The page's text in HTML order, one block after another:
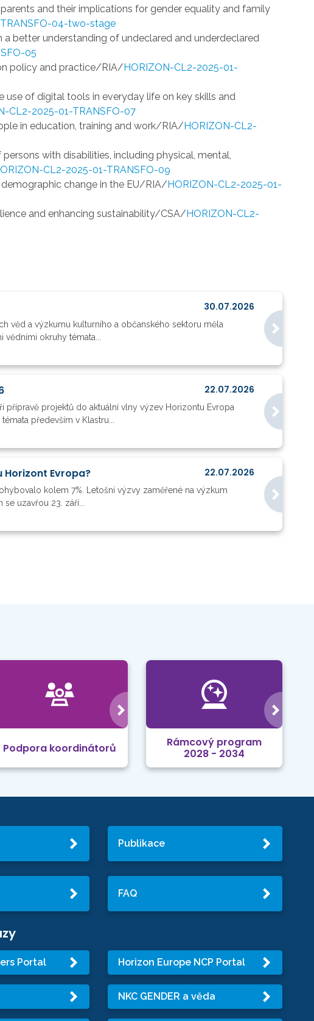
and their implications for gender equality and family
04-two-stage
better understanding of undeclared and underdeclared
05
policy and practice/RIA/ HORIZON-CL2-2025-01-
use of digital tools in everyday life on key skills and
CL2-2025-01-TRANSFO-07
in education, training and work/RIA/ HORIZON-CL2-
with disabilities, including physical, mental,
CL2-2025-01-TRANSFO-09
change in the EU/RIA/ HORIZON-CL2-2025-01-
and enhancing sustainability/CSA/ HORIZON-CL2-
30.07.2026
věd a výzkumu kulturního a občanského sektoru měla
vědními okruhy témata...
22.07.2026
přípravě projektů do aktuální vlny výzev Horizontu Evropa
především v Klastru...
Evropa? 22.07.2026
kolem 7%. Letošní výzvy zaměřené na výzkum
uzavřou 23. září...
Podpora koordinátorů
Rámcový program
2028 - 2034
Publikace
FAQ
Portal Horizon Europe NCP Portal
NKC GENDER a věda